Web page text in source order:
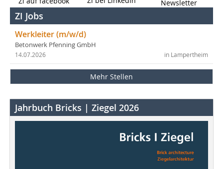
Newsletter
ZI Jobs
Werkleiter (m/w/d)
Betonwerk Pfenning GmbH
in Lampertheim
14.07.2026
Mehr Stellen
Jahrbuch Bricks | Ziegel 2026